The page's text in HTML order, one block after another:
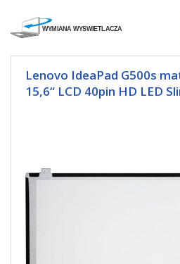
Lenovo IdeaPad G500s
15,6“ LCD 40pin HD LED